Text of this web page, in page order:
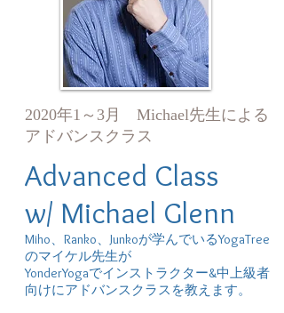
2020年1～3月 Michael先生による
アドバンスクラス
Advanced Class
w/ Michael Glenn
Miho、Ranko、Junkoが学んでいるYogaTree
のマイケル先生が
YonderYogaでインストラクター&中上級者
向けにアドバンスクラスを教えます。